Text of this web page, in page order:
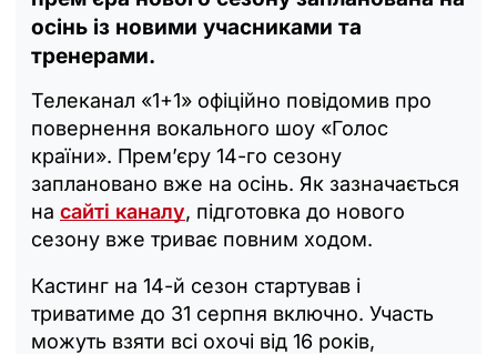
осінь із новими учасниками та
тренерами.
Телеканал «1+1» офіційно повідомив про
повернення вокального шоу «Голос
країни». Прем’єру 14-го сезону
заплановано вже на осінь. Як зазначається
на сайті каналу, підготовка до нового
сезону вже триває повним ходом.
Кастинг на 14-й сезон стартував і
триватиме до 31 серпня включно. Участь
можуть взяти всі охочі від 16 років,